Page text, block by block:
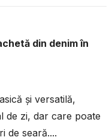
din denim în
și versatilă,
de zi, dar care poate
de seară....